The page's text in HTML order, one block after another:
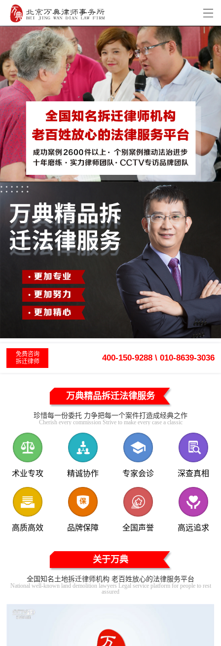
免费咨询
拆迁律师
400-150-9288 \ 010-8639-3036
万典精品拆迁法律服务
珍惜每一份委托 力争把每一个案件打造成经典之作
Cherish every commission Strive to make every case a classic
术业专攻 精诚协作 专家会诊 深查真相
高质高效 品牌保障 全国声誉 高远追求
关于万典
全国知名土地拆迁律师机构 老百姓放心的法律服务平台
National well-known land demolition lawyers Legal service platform for people to rest
assured